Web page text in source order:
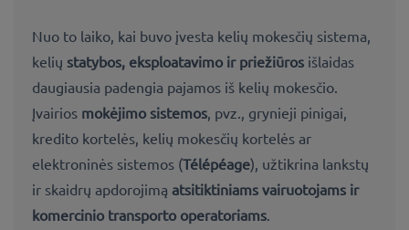
Nuo to laiko, kai buvo įvesta kelių mokesčių sistema,
kelių statybos, eksploatavimo ir priežiūros išlaidas
daugiausia padengia pajamos iš kelių mokesčio.
Įvairios mokėjimo sistemos, pvz., grynieji pinigai,
kredito kortelės, kelių mokesčių kortelės ar
elektroninės sistemos (Télépéage), užtikrina lankstų
ir skaidrų apdorojimą atsitiktiniams vairuotojams ir
komercinio transporto operatoriams.